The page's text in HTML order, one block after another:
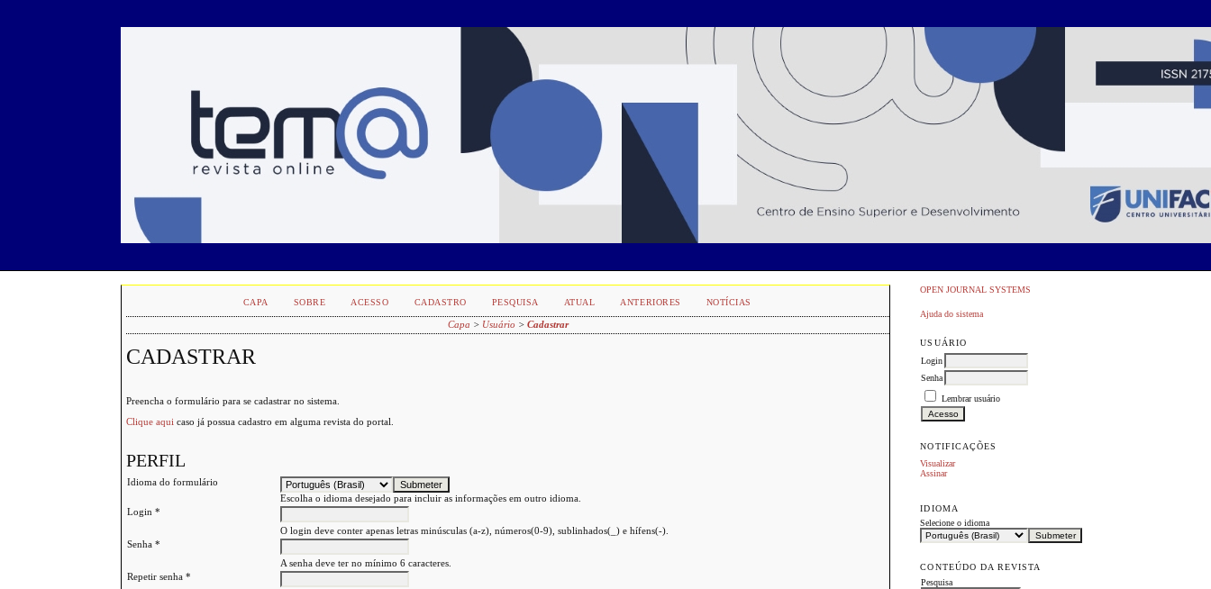
OPEN JOURNAL SYSTEMS
Ajuda do sistema
USUÁRIO
Login
Senha
Lembrar usuário
NOTIFICAÇÕES
Visualizar
Assinar
IDIOMA
Selecione o idioma
CONTEÚDO DA REVISTA
Pesquisa
CAPA SOBRE ACESSO CADASTRO PESQUISA ATUAL ANTERIORES NOTÍCIAS
Capa > Usuário > Cadastrar
CADASTRAR
Preencha o formulário para se cadastrar no sistema.
Clique aqui caso já possua cadastro em alguma revista do portal.
PERFIL
Idioma do formulário
Escolha o idioma desejado para incluir as informações em outro idioma.
Login *
O login deve conter apenas letras minúsculas (a-z), números(0-9), sublinhados(_) e hífens(-).
Senha *
A senha deve ter no mínimo 6 caracteres.
Repetir senha *